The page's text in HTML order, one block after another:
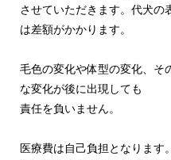
させていただきます。代犬の
は差額がかかります。
毛色の変化や体型の変化、そ
な変化が後に出現しても
責任を負いません。
医療費は自己負担となります。